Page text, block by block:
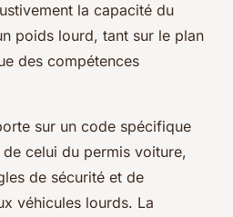
la capacité du
poids lourd, tant sur le plan
des compétences
sur un code spécifique
celui du permis voiture,
de sécurité et de
véhicules lourds. La